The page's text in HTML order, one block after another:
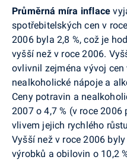
Průměrná míra inflace
spotřebitelských cen v
2006 byla 2,8 %, což je
vyšší než v roce 2006.
ovlivnil zejména vývoj
nealkoholické nápoje a
Ceny potravin a
2007 o 4,7 % (v roce 2006
vlivem jejich rychlého
Vyšší než v roce 2006
výrobků a obilovin o 10,2